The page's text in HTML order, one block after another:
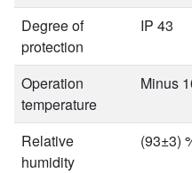
Degree of
protection
IP 43
Operation
temperature
Minus
Relative
humidity
(93±3)